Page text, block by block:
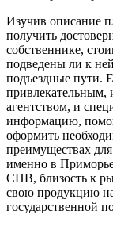
Изучив описание
получить
собственнике,
подведены ли к
подъездные пути.
привлекательным,
агентством, и
информацию,
оформить
преимуществах
именно в
СПВ, близость к
свою продукцию
государственной